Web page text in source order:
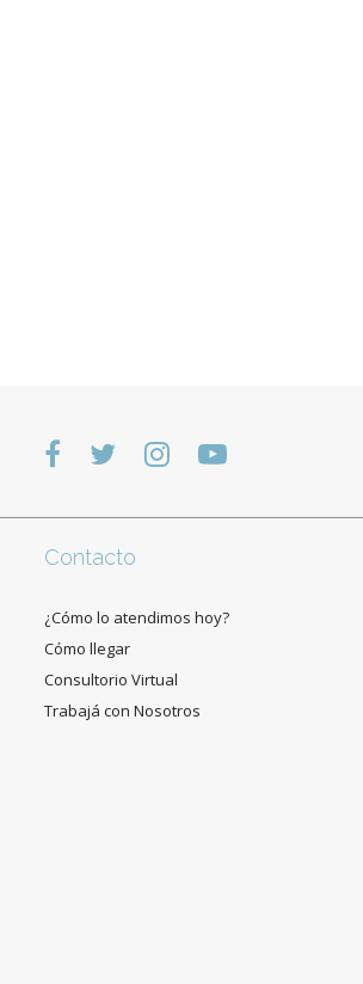
Contacto
¿Cómo lo atendimos hoy?
Cómo llegar
Consultorio Virtual
Trabajá con Nosotros